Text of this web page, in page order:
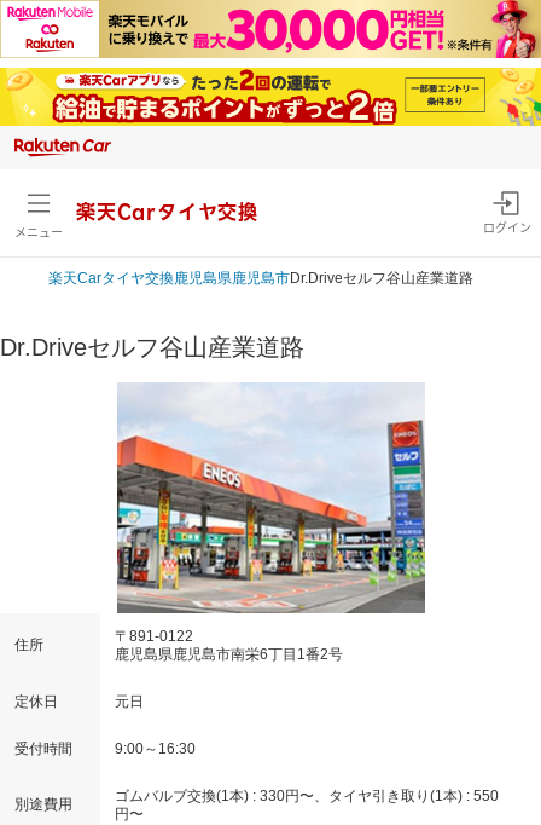
メニュー
楽天Carタイヤ交換
ログイン
楽天Carタイヤ交換鹿児島県 鹿児島市Dr.Driveセルフ谷山産業道路
Dr.Driveセルフ谷山産業道路
住所
〒891-0122
鹿児島県鹿児島市南栄6丁目1番2号
定休日 元日
受付時間 9:00～16:30
別途費用
ゴムバルブ交換(1本) : 330円〜、タイヤ引き取り(1本) : 550
円〜